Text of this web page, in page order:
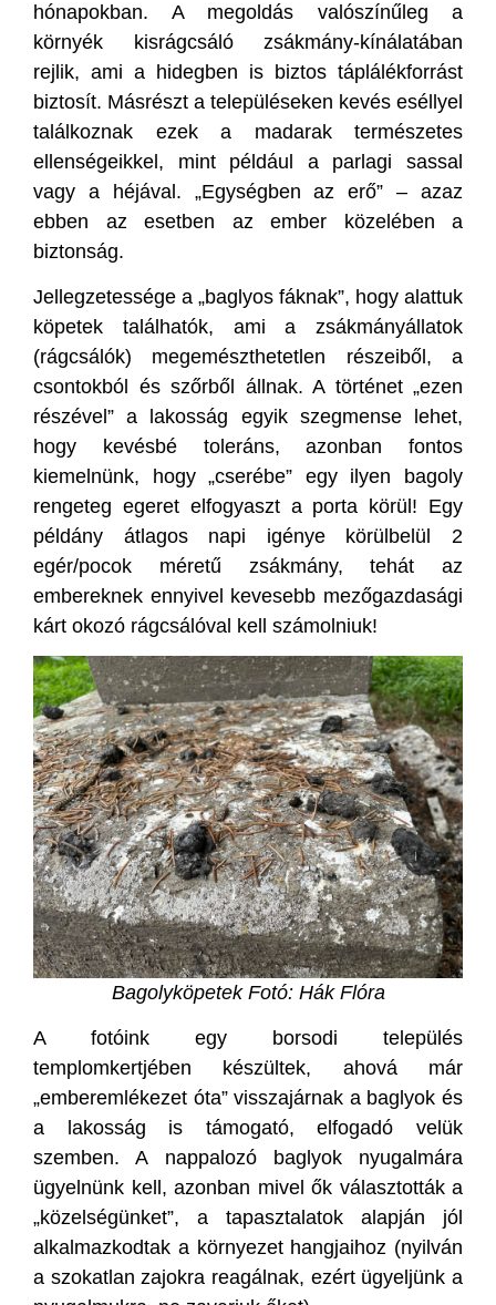
hónapokban. A megoldás valószínűleg a
környék kisrágcsáló zsákmány-kínálatában
rejlik, ami a hidegben is biztos táplálékforrást
biztosít. Másrészt a településeken kevés eséllyel
találkoznak ezek a madarak természetes
ellenségeikkel, mint például a parlagi sassal
vagy a héjával. „Egységben az erő” – azaz
ebben az esetben az ember közelében a
biztonság.
Jellegzetessége a „baglyos fáknak”, hogy alattuk
köpetek találhatók, ami a zsákmányállatok
(rágcsálók) megemészthetetlen részeiből, a
csontokból és szőrből állnak. A történet „ezen
részével” a lakosság egyik szegmense lehet,
hogy kevésbé toleráns, azonban fontos
kiemelnünk, hogy „cserébe” egy ilyen bagoly
rengeteg egeret elfogyaszt a porta körül! Egy
példány átlagos napi igénye körülbelül 2
egér/pocok méretű zsákmány, tehát az
embereknek ennyivel kevesebb mezőgazdasági
kárt okozó rágcsálóval kell számolniuk!
Bagolyköpetek Fotó: Hák Flóra
A fotóink egy borsodi település
templomkertjében készültek, ahová már
„emberemlékezet óta” visszajárnak a baglyok és
a lakosság is támogató, elfogadó velük
szemben. A nappalozó baglyok nyugalmára
ügyelnünk kell, azonban mivel ők választották a
„közelségünket”, a tapasztalatok alapján jól
alkalmazkodtak a környezet hangjaihoz (nyilván
a szokatlan zajokra reagálnak, ezért ügyeljünk a